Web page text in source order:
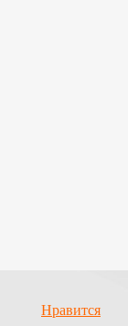
Нравится